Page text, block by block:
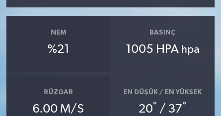
NEM
%21
BASINÇ
1005 HPA hpa
RÜZGAR
6.00 M/S
EN DÜŞÜK / EN YÜKSEK
20° / 37°